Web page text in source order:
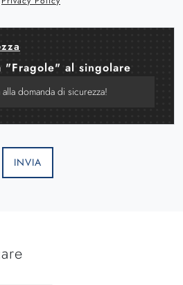
"Fragole" al singolare
INVIA